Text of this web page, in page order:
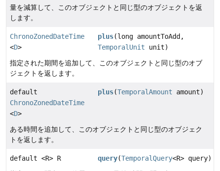
量を減算して、このオブジェクトと同じ型のオブジェクトを返
します。
ChronoZonedDateTime
<D>
plus(long amountToAdd,
TemporalUnit unit)
指定された期間を追加して、このオブジェクトと同じ型のオブ
ジェクトを返します。
default
ChronoZonedDateTime
<D>
plus(TemporalAmount amount)
ある時間を追加して、このオブジェクトと同じ型のオブジェク
トを返します。
default <R> R query(TemporalQuery<R> query)